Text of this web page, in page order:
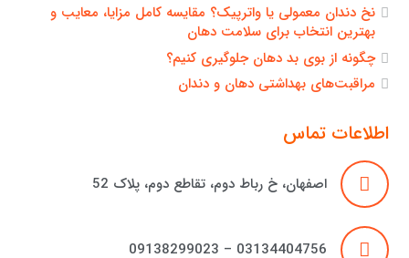
نخ دندان معمولی یا واترپیک؟ مقایسه کامل مزایا، معایب و
بهترین انتخاب برای سلامت دهان
چگونه از بوی بد دهان جلوگیری کنیم؟
مراقبت‌های بهداشتی دهان و دندان
اطلاعات تماس
اصفهان، خ رباط دوم، تقاطع دوم، پلاک 52
03134404756 – 09138299023